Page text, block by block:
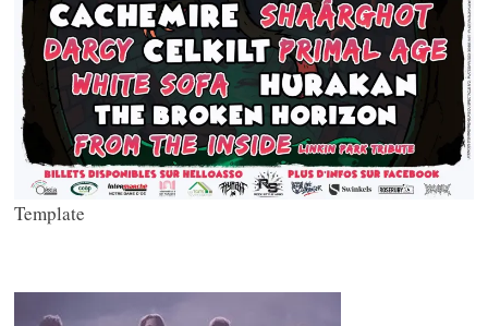
Template